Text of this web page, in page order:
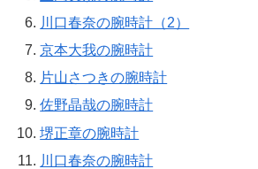
川口春奈の腕時計（2）
京本大我の腕時計
片山さつきの腕時計
佐野晶哉の腕時計
堺正章の腕時計
川口春奈の腕時計